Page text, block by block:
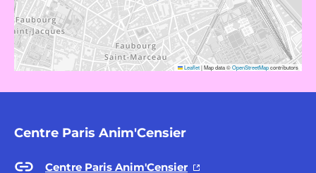
Leaflet|Map data ©OpenStreetMapcontributors
Centre Paris Anim'Censier
Centre Paris Anim'Censier